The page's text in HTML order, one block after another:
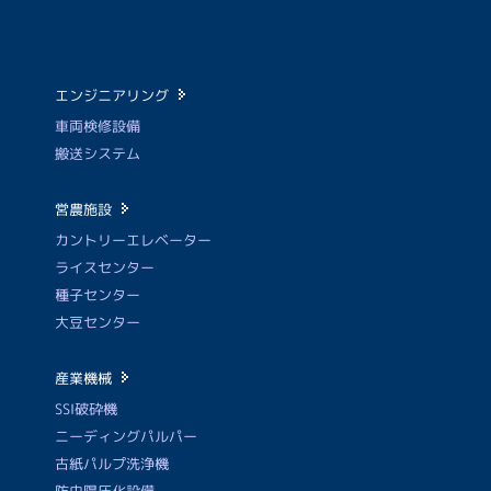
エンジニアリング
車両検修設備
搬送システム
営農施設
カントリーエレベーター
ライスセンター
種子センター
大豆センター
産業機械
SSI破砕機
ニーディングパルパー
古紙パルプ洗浄機